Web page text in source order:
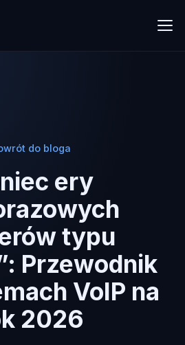
do bloga
ery
typu
Przewodnik
VoIP na
2026